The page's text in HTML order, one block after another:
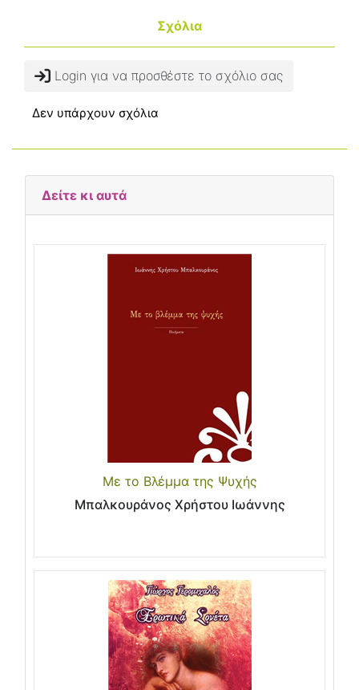
Σχόλια
Login για να προσθέστε το σχόλιο σας
Δεν υπάρχουν σχόλια
Δείτε κι αυτά
Με το Βλέμμα της Ψυχής
Μπαλκουράνος Χρήστου Ιωάννης